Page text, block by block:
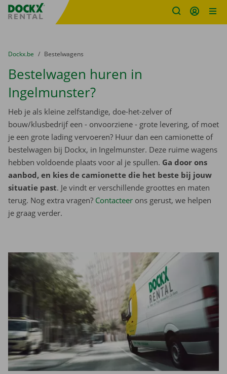
Fratello DEMO
U bevindt zich hier:
van
Dockx.be naar
Bestelwagens
Bestelwagen huren in
Ingelmunster?
Heb je als kleine zelfstandige, doe-het-zelver of
bouw/klusbedrijf een - onvoorziene - grote levering, of moet
je een grote lading vervoeren? Huur dan een camionette of
bestelwagen bij Dockx, in Ingelmunster. Deze ruime wagens
hebben voldoende plaats voor al je spullen. Ga door ons
aanbod, en kies de camionette die het beste bij jouw
situatie past. Je vindt er verschillende groottes en maten
terug. Nog extra vragen? Contacteer ons gerust, we helpen
je graag verder.